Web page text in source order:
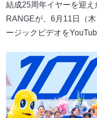
結成25周年イヤーを迎
RANGEが、6月11日（
ージックビデオを